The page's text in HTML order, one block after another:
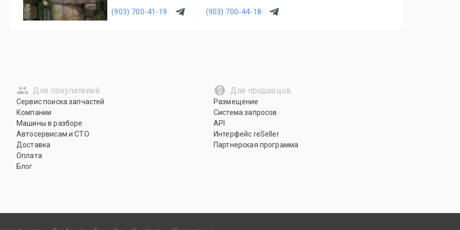
(903) 700-41-19 (903) 700-44-18
Для покупателей
Сервис поиска запчастей
Компании
Машины в разборе
Автосервисам и СТО
Доставка
Оплата
Блог
Для продавцов
Размещение
Система запросов
API
Интерфейс reSeller
Партнерская программа